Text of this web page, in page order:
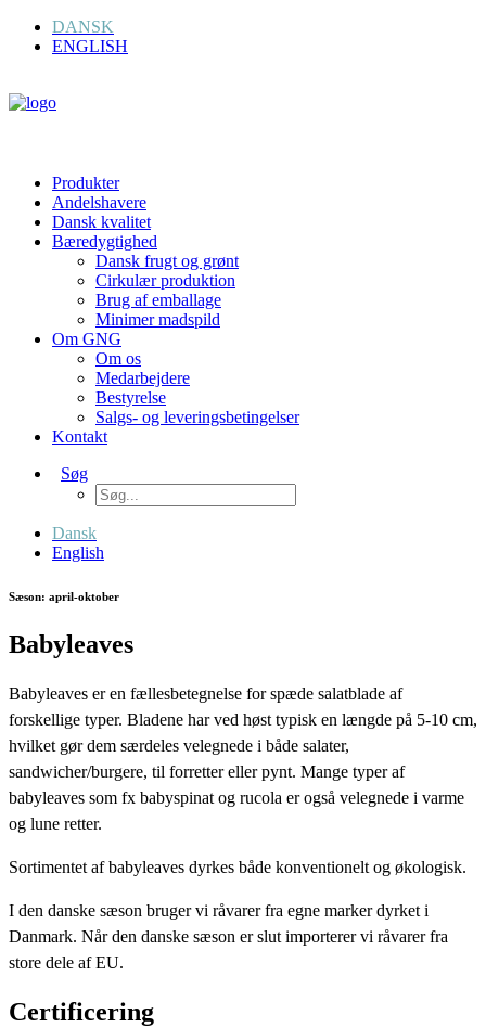
DANSK
ENGLISH
Produkter
Andelshavere
Dansk kvalitet
Bæredygtighed
Dansk frugt og grønt
Cirkulær produktion
Brug af emballage
Minimer madspild
Om GNG
Om os
Medarbejdere
Bestyrelse
Salgs- og leveringsbetingelser
Kontakt
Søg
Dansk
English
Sæson: april-oktober
Babyleaves
Babyleaves er en fællesbetegnelse for spæde salatblade af
forskellige typer. Bladene har ved høst typisk en længde på 5-10 cm,
hvilket gør dem særdeles velegnede i både salater,
sandwicher/burgere, til forretter eller pynt. Mange typer af
babyleaves som fx babyspinat og rucola er også velegnede i varme
og lune retter.
Sortimentet af babyleaves dyrkes både konventionelt og økologisk.
I den danske sæson bruger vi råvarer fra egne marker dyrket i
Danmark. Når den danske sæson er slut importerer vi råvarer fra
store dele af EU.
Certificering